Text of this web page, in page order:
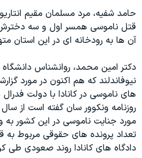
حامد شفیه، مرد مسلمان مقیم
قتل ناموسی همسر اول و سه
آن ها به رودخانه ای در این استان
دکتر امین محمد، روانشناس دانشگاه
نیوفاندلند که هم اکنون در مورد
های ناموسی در کانادا با دولت
مورد جنایت ناموسی در این کشور به
تعداد پرونده های حقوقی مربوط
دادگاه های کانادا روند صعودی طی